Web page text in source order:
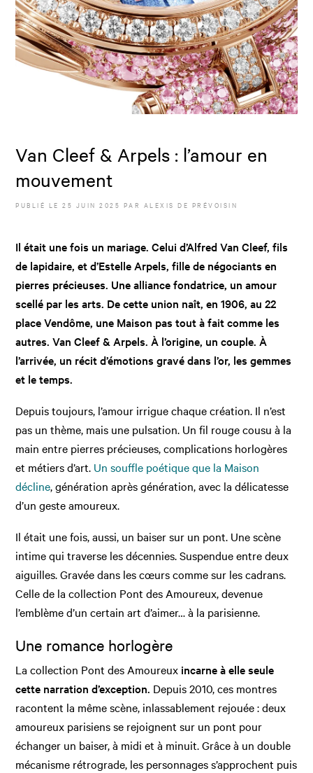
Van Cleef & Arpels : l’amour en
mouvement
PUBLIÉ LE25 JUIN 2025 PAR ALEXIS DE PRÉVOISIN
Il était une fois un mariage. Celui d’Alfred Van Cleef, fils
de lapidaire, et d’Estelle Arpels, fille de négociants en
pierres précieuses. Une alliance fondatrice, un amour
scellé par les arts. De cette union naît, en 1906, au 22
place Vendôme, une Maison pas tout à fait comme les
autres. Van Cleef & Arpels. À l’origine, un couple. À
l’arrivée, un récit d’émotions gravé dans l’or, les gemmes
et le temps.
Depuis toujours, l’amour irrigue chaque création. Il n’est
pas un thème, mais une pulsation. Un fil rouge cousu à la
main entre pierres précieuses, complications horlogères
et métiers d’art. Un souffle poétique que la Maison
décline, génération après génération, avec la délicatesse
d’un geste amoureux.
Il était une fois, aussi, un baiser sur un pont. Une scène
intime qui traverse les décennies. Suspendue entre deux
aiguilles. Gravée dans les cœurs comme sur les cadrans.
Celle de la collection Pont des Amoureux, devenue
l’emblème d’un certain art d’aimer… à la parisienne.
Une romance horlogère
La collection Pont des Amoureux incarne à elle seule
cette narration d’exception. Depuis 2010, ces montres
racontent la même scène, inlassablement rejouée : deux
amoureux parisiens se rejoignent sur un pont pour
échanger un baiser, à midi et à minuit. Grâce à un double
mécanisme rétrograde, les personnages s’approchent puis